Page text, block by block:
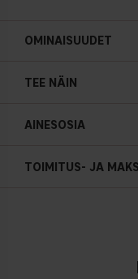
OMINAISUUDET
TEE NÄIN
AINESOSIA
TOIMITUS- JA